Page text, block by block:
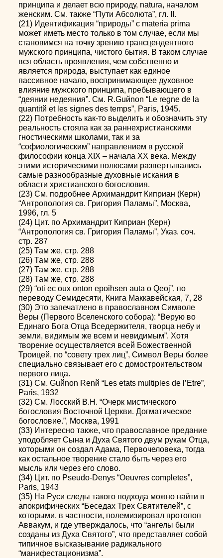
принципа и делает всю природу, natura, началом
женским. См. также “Пути Абсолюта”, гл. II.
(21) Идентификация “природы” с materia prima
может иметь место только в том случае, если мы
становимся на точку зрению трансцендентного
мужского принципа, чистого бытия. В таком случае
вся область проявления, чем собственно и
является природа, выступает как единое
пассивное начало, воспринимающее духовное
влияние мужского принципа, пребывающего в
“деянии недеяния”. См. R.Guйnon “Le regne de la
quantitй et les signes des temps”, Paris, 1945.
(22) Потребность как-то выделить и обозначить эту
реальность стояла как за раннехристианскими
гностическими школами, так и за
“софиологическим” направлением в русской
философии конца XIX – начала XX века. Между
этими историческими полюсами развертывались
самые разнообразные духовные искания в
области христианского богословия.
(23) См. подробнее Архимандрит Киприан (Керн)
“Антропология св. Григория Паламы”, Москва,
1996, гл. 5
(24) Цит. по Архимандрит Киприан (Керн)
“Антропология св. Григория Паламы”, Указ. соч.
стр. 287
(25) Там же, стр. 288
(26) Там же, стр. 288
(27) Там же, стр. 288
(28) Там же, стр. 288
(29) “oti ec oux onton epoihsen auta o Qeoj”, по
переводу Семидесяти, Книга Маккавейская, 7, 28
(30) Это запечатлено в православном Символе
Веры (Первого Вселенского собора): “Верую во
Единаго Бога Отца Вседержителя, творца небу и
земли, видимым же всем и невидимым”. Хотя
творение осуществляется всей Божественной
Троицей, по “совету трех лиц”, Символ Веры более
специально связывает его с домостроительством
первого лица.
(31) См. Guйnon Renй “Les etats multiples de l’Etre”,
Paris, 1932
(32) См. Лосский В.Н. “Очерк мистического
богословия Восточной Церкви. Догматическое
богословие.”, Москва, 1991
(33) Интересно также, что православное предание
уподобляет Сына и Духа Святого двум рукам Отца,
которыми он создал Адама, Первочеловека, тогда
как остальное творение стало быть через его
мысль или через его слово.
(34) Цит. по Pseudo-Denys “Oeuvres completes”,
Paris, 1943
(35) На Руси следы такого подхода можно найти в
апокрифических “Беседах Трех Святителей”, с
которыми, в частности, полемизировал протопоп
Аввакум, и где утверждалось, что “ангелы были
созданы из Духа Святого”, что представляет собой
типичное высказывание радикального
“манифестационизма”.